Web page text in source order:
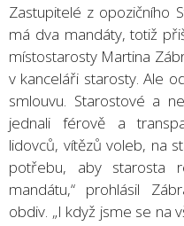
Zastupitelé z opozičního
má dva mandáty, totiž
místostarosty Martina
v kanceláři starosty. Ale
smlouvu. Starostové a
jednali férově a
lidovců, vítězů voleb, na
potřebu, aby starosta
mandátu,“ prohlásil
obdiv. „I když jsme se na